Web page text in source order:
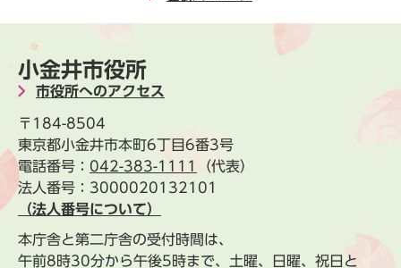
小金井市役所
市役所へのアクセス
〒184-8504
東京都小金井市本町6丁目6番3号
電話番号： 042-383-1111
（代表）
法人番号：3000020132101
（法人番号について）
本庁舎と第二庁舎の受付時間は、
午前8時30分から午後5時まで、土曜、日曜、祝日と